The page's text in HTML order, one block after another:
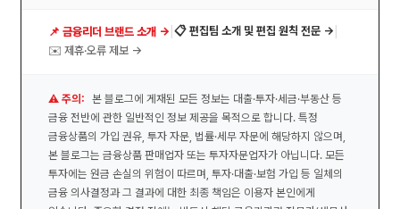
📌 금융리더 브랜드 소개 → 📋 편집팀 소개 및 편집 원칙 전문 →
✉️ 제휴·오류 제보 →
⚠️ 주의: 본 블로그에 게재된 모든 정보는 대출·투자·세금·부동산 등
금융 전반에 관한 일반적인 정보 제공을 목적으로 합니다. 특정
금융상품의 가입 권유, 투자 자문, 법률·세무 자문에 해당하지 않으며,
본 블로그는 금융상품 판매업자 또는 투자자문업자가 아닙니다. 모든
투자에는 원금 손실의 위험이 따르며, 투자·대출·보험 가입 등 일체의
금융 의사결정과 그 결과에 대한 최종 책임은 이용자 본인에게